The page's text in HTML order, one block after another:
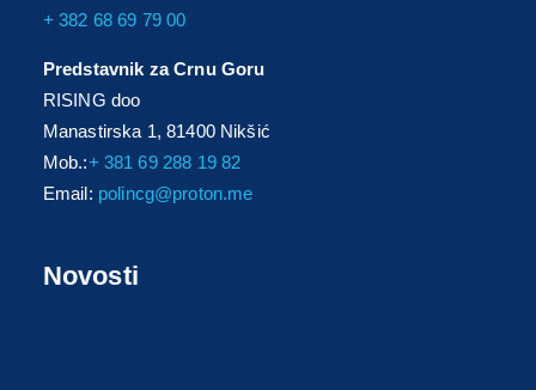
+ 382 68 69 79 00
Predstavnik za Crnu Goru
RISING doo
Manastirska 1, 81400 Nikšić
Mob.:+ 381 69 288 19 82
Email: polincg@proton.me
Novosti